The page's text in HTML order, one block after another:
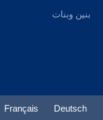
بنين وبنات
Deutsch
Français